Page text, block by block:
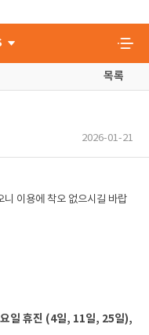
목록
2026-01-21
이용에 착오 없으시길 바랍
일 휴진 (4일, 11일, 25일),